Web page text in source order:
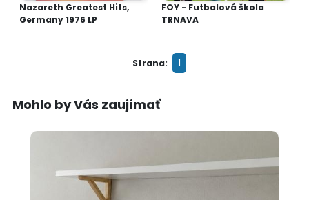
Nazareth Greatest Hits,
Germany 1976 LP
FOY - Futbalová škola
TRNAVA
Strana: 1
Mohlo by Vás zaujímať